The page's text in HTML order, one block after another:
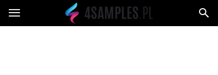
4samples.pl